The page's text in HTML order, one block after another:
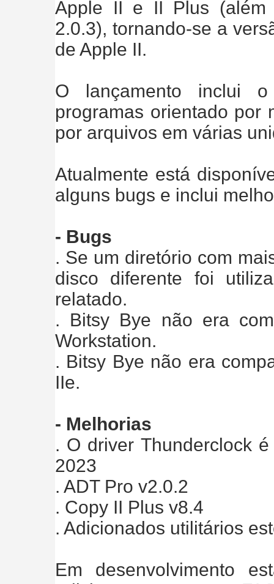
Apple II e II Plus (além
2.0.3), tornando-se a
de Apple II.
O lançamento inclui
programas orientado por
por arquivos em várias
Atualmente está
alguns bugs e inclui
- Bugs
. Se um diretório com
disco diferente foi
relatado.
. Bitsy Bye não era
Workstation.
. Bitsy Bye não era
IIe.
- Melhorias
. O driver Thunderclock
2023
. ADT Pro v2.0.2
. Copy II Plus v8.4
. Adicionados utilitários
Em desenvolvimento